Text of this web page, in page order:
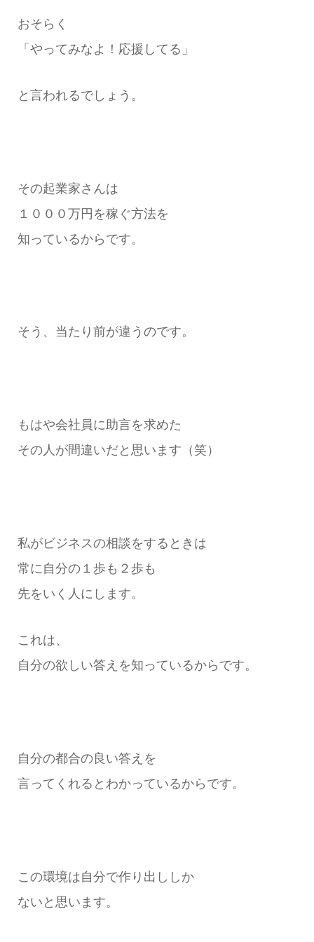
おそらく
「やってみなよ！応援してる」
と言われるでしょう。
その起業家さんは
１０００万円を稼ぐ方法を
知っているからです。
そう、当たり前が違うのです。
もはや会社員に助言を求めた
その人が間違いだと思います（笑）
私がビジネスの相談をするときは
常に自分の１歩も２歩も
先をいく人にします。
これは、
自分の欲しい答えを知っているからです。
自分の都合の良い答えを
言ってくれるとわかっているからです。
この環境は自分で作り出ししか
ないと思います。